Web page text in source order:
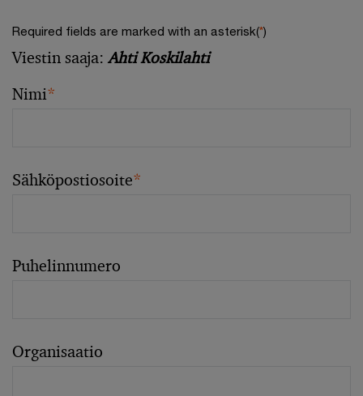
Required fields are marked with an asterisk(*)
Viestin saaja: Ahti Koskilahti
Nimi*
Sähköpostiosoite*
Puhelinnumero
Organisaatio